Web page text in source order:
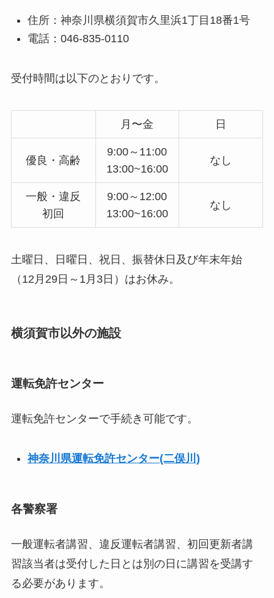
住所：神奈川県横須賀市久里浜1丁目18番1号
電話：046-835-0110
受付時間は以下のとおりです。
月〜金 日
優良・高齢
9:00～11:00
13:00~16:00
なし
一般・違反
初回
9:00～12:00
13:00~16:00
なし
土曜日、日曜日、祝日、振替休日及び年末年始
（12月29日～1月3日）はお休み。
横須賀市以外の施設
運転免許センター
運転免許センターで手続き可能です。
神奈川県運転免許センター(二俣川)
各警察署
一般運転者講習、違反運転者講習、初回更新者講
習該当者は受付した日とは別の日に講習を受講す
る必要があります。